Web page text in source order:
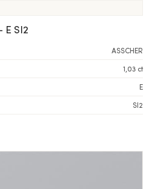
E SI2
ASSCHER
1,03 ct
E
SI2